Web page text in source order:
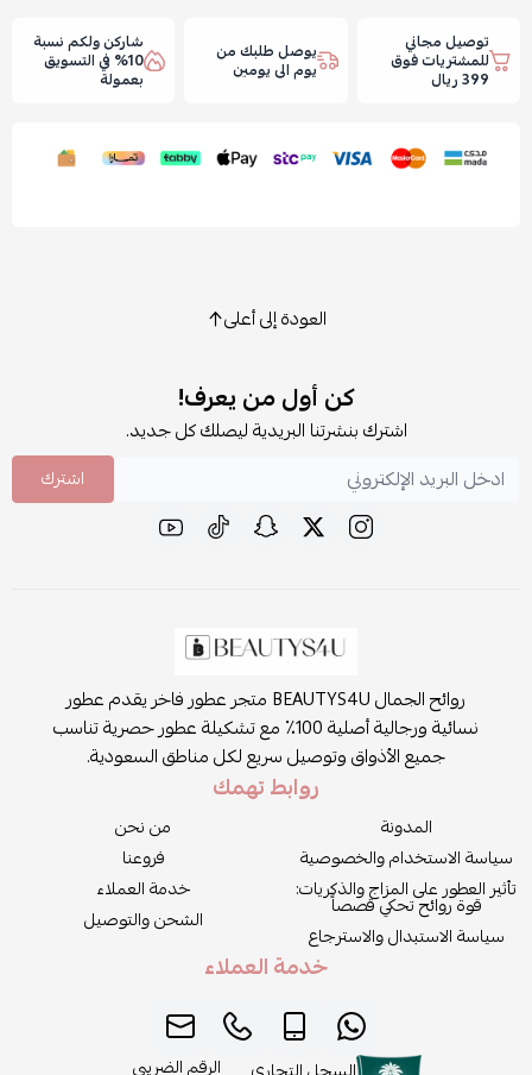
توصيل مجاني
للمشتريات فوق
399 ريال
يوصل طلبك من
يوم الى يومين
شاركن ولكم نسبة
10% في التسويق
بعمولة
العودة إلى أعلى
كن أول من يعرف!
اشترك بنشرتنا البريدية ليصلك كل جديد.
اشترك
روائح الجمال BEAUTYS4U متجر عطور فاخر يقدم عطور
نسائية ورجالية أصلية 100٪ مع تشكيلة عطور حصرية تناسب
جميع الأذواق وتوصيل سريع لكل مناطق السعودية.
روابط تهمك
المدونة
سياسة الاستخدام والخصوصية
تأثير العطور على المزاج والذكريات:
قوة روائح تحكي قصصاً
سياسة الاستبدال والاسترجاع
من نحن
فروعنا
خدمة العملاء
الشحن والتوصيل
خدمة العملاء
الرقم الضريبي